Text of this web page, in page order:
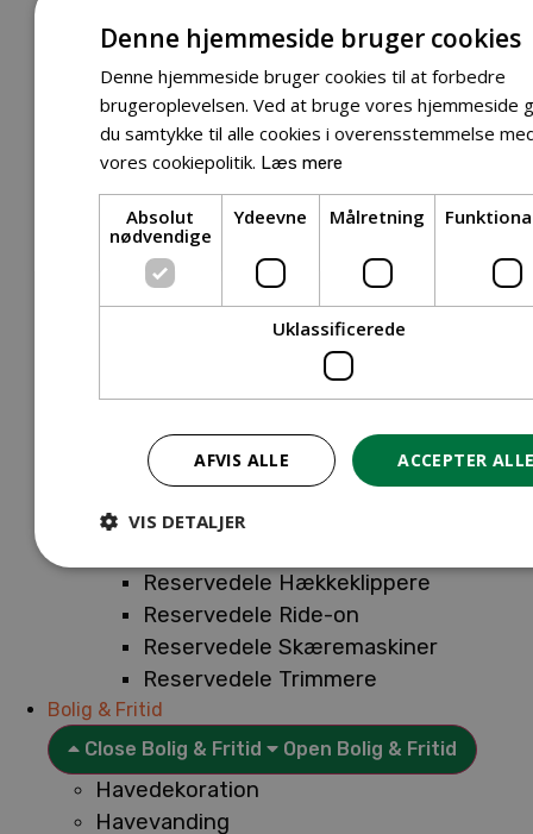
Tilbehør Buskryddere og Trimmere
Tilbehør Entreprenørudstyr
Tilbehør Havetraktor
Tilbehør Hækkeklippere
Tilbehør Motorsav
Tilbehør Kæder
Tilbehør Sværd
Tilbehør Rengøringsmaskiner
Tilbehør Robotplæneklipper
Tilbehør Walk Behind
Reservedele Løvblæsere
Reservedele Motorsave
Reservedele Plæneklippere
Reservedele Hækkeklippere
Reservedele Ride-on
Reservedele Skæremaskiner
Reservedele Trimmere
Bolig & Fritid
Close Bolig & Fritid
Open Bolig & Fritid
Havedekoration
Havevanding
Denne hjemmeside bruger cookies
Denne hjemmeside bruger cookies til at forbedre
brugeroplevelsen. Ved at bruge vores hjemmeside
du samtykke til alle cookies i overensstemmelse
vores cookiepolitik. Læs mere
Absolut
nødvendige
Ydeevne Målretning
Uklassificerede
ACCEPTER
AFVIS ALLE
VIS DETALJER